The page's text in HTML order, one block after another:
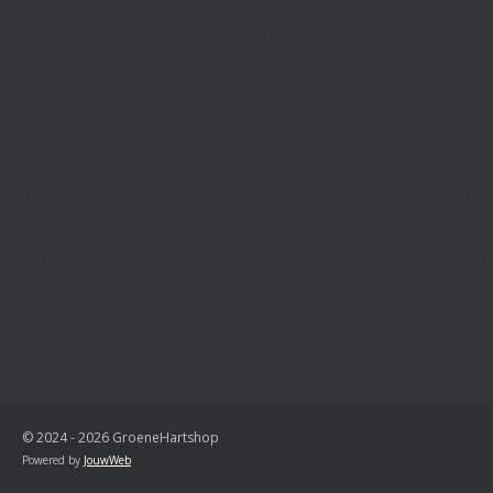
© 2024 - 2026 GroeneHartshop
Powered by JouwWeb